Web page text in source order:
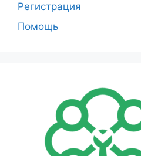
Регистрация
Помощь